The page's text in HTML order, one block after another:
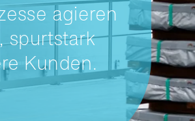
agieren
spurtstark
Kunden.